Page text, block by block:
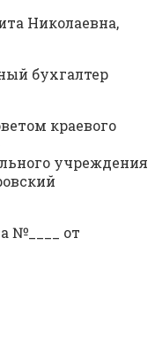
Николаевна,
бухгалтер
краевого
учреждения
№____ от